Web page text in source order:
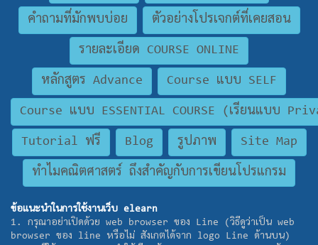
คำถามที่มักพบบ่อย ตัวอย่างโปรเจกต์ที่เคยสอน
รายละเอียด COURSE ONLINE
หลักสูตร Advance Course แบบ SELF
Course แบบ ESSENTIAL COURSE (เรียนแบบ
Tutorial ฟรี Blog รูปภาพ Site Map
ทำไมคณิตศาสตร์ ถึงสำคัญกับการเขียนโปรแกรม
ข้อแนะนำในการใช้งานเว็บ elearn
1. กรุณาอย่าเปิดด้วย web browser ของ Line (วิธีดูว่าเป็น web
browser ของ line หรือไม่ สังเกตได้จาก logo Line ด้านบน)